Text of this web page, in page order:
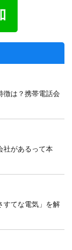
徴は？携帯電話会
社があるって本
すてな電気」を解